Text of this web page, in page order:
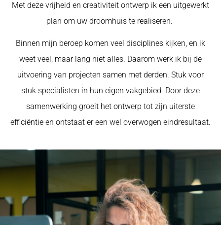
Met deze vrijheid en creativiteit ontwerp ik een uitgewerkt
plan om uw droomhuis te realiseren.
Binnen mijn beroep komen veel disciplines kijken, en ik
weet veel, maar lang niet alles. Daarom werk ik bij de
uitvoering van projecten samen met derden. Stuk voor
stuk specialisten in hun eigen vakgebied. Door deze
samenwerking groeit het ontwerp tot zijn uiterste
efficiëntie en ontstaat er een wel overwogen eindresultaat.